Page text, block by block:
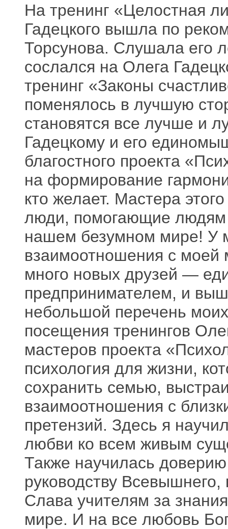
На тренинг «Целостная
Гадецкого вышла по
Торсунова. Слушала его
сослался на Олега
тренинг «Законы
поменялось в лучшую
становятся все лучше и
Гадецкому и его
благостного проекта
на формирование
кто желает. Мастера
люди, помогающие людям
нашем безумном мире! У
взаимоотношения с
много новых друзей —
предпринимателем, и
небольшой перечень
посещения тренингов
мастеров проекта
психология для жизни,
сохранить семью,
взаимоотношения с
претензий. Здесь я
любви ко всем живым
Также научилась
руководству Всевышнего,
Слава учителям за
мире. И на все любовь